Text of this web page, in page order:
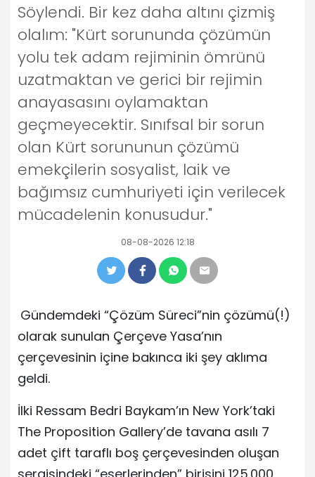
Söylendi. Bir kez daha altını çizmiş
olalım: "Kürt sorununda çözümün
yolu tek adam rejiminin ömrünü
uzatmaktan ve gerici bir rejimin
anayasasını oylamaktan
geçmeyecektir. Sınıfsal bir sorun
olan Kürt sorununun çözümü
emekçilerin sosyalist, laik ve
bağımsız cumhuriyeti için verilecek
mücadelenin konusudur."
08-08-2026 12:18
Gündemdeki “Çözüm Süreci”nin çözümü(!)
olarak sunulan Çerçeve Yasa’nın
çerçevesinin içine bakınca iki şey aklıma
geldi.
İlki Ressam Bedri Baykam’ın New York’taki
The Proposition Gallery’de tavana asılı 7
adet çift taraflı boş çerçevesinden oluşan